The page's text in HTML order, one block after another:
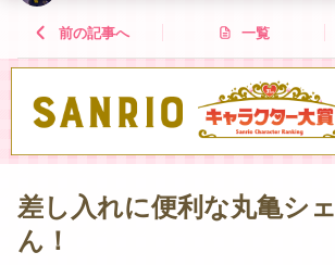
前の記事へ 一覧
差し入れに便利な丸亀シ
ん！